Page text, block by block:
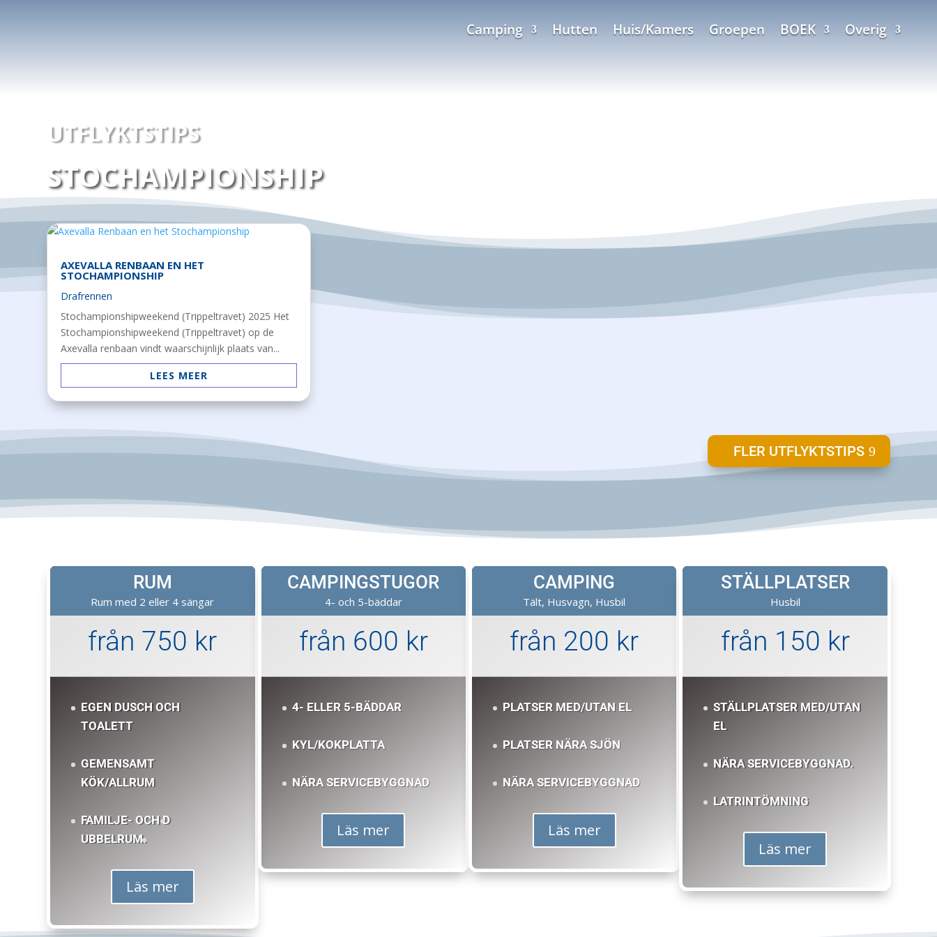
Camping Hutten Huis/Kamers Groepen BOEK Overig
UTFLYKTSTIPS
STOCHAMPIONSHIP
AXEVALLA RENBAAN EN HET
STOCHAMPIONSHIP
Drafrennen
Stochampionshipweekend (Trippeltravet) 2025 Het
Stochampionshipweekend (Trippeltravet) op de
Axevalla renbaan vindt waarschijnlijk plaats van...
LEES MEER
FLER UTFLYKTSTIPS
RUM
Rum med 2 eller 4 sängar
från 750 kr
EGEN DUSCH OCH
TOALETT
GEMENSAMT
KÖK/ALLRUM
FAMILJE- OCH D
UBBELRUM.
Läs mer
CAMPINGSTUGOR
4- och 5-bäddar
från 600 kr
4- ELLER 5-BÄDDAR
KYL/KOKPLATTA
NÄRA SERVICEBYGGNAD
Läs mer
CAMPING
Tält, Husvagn, Husbil
från 200 kr
PLATSER MED/UTAN EL
PLATSER NÄRA SJÖN
NÄRA SERVICEBYGGNAD
Läs mer
STÄLLPLATSER
Husbil
från 150 kr
STÄLLPLATSER MED/UTAN
EL
NÄRA SERVICEBYGGNAD.
LATRINTÖMNING
Läs mer